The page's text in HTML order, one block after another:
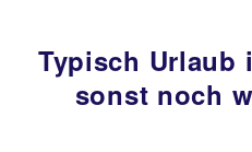
Typisch Urlaub
sonst noch